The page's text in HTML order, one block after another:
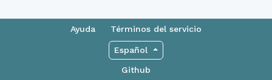
Ayuda Términos del servicio
Español
Github